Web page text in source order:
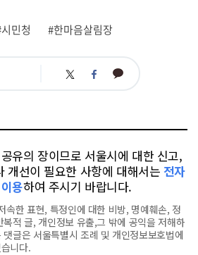
민청 #한마음살림장
트 페 카
유의 장이므로 서울시에 대한 신고,
개선이 필요한 사항에 대해서는 전자
용하여 주시기 바랍니다.
속한 표현, 특정인에 대한 비방, 명예훼손, 정
적 글, 개인정보 유출,그 밖에 공익을 저해하
글은 서울특별시 조례 및 개인정보보호법에
니다.